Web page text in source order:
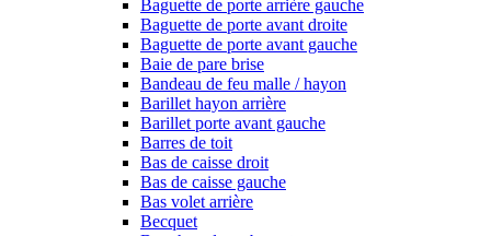
Baguette de porte arrière gauche
Baguette de porte avant droite
Baguette de porte avant gauche
Baie de pare brise
Bandeau de feu malle / hayon
Barillet hayon arrière
Barillet porte avant gauche
Barres de toit
Bas de caisse droit
Bas de caisse gauche
Bas volet arrière
Becquet